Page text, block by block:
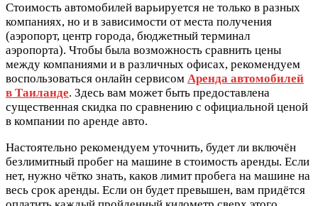
Стоимость автомобилей варьируется не только в разных
компаниях, но и в зависимости от места получения
(аэропорт, центр города, бюджетный терминал
аэропорта). Чтобы была возможность сравнить цены
между компаниями и в различных офисах, рекомендуем
воспользоваться онлайн сервисом Аренда автомобилей
в Таиланде. Здесь вам может быть предоставлена
существенная скидка по сравнению с официальной ценой
в компании по аренде авто.
Настоятельно рекомендуем уточнить, будет ли включён
безлимитный пробег на машине в стоимость аренды. Если
нет, нужно чётко знать, каков лимит пробега на машине на
весь срок аренды. Если он будет превышен, вам придётся